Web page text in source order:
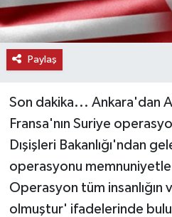
Paylaş
Son dakika... Ankara'dan
Fransa'nın Suriye
Dışişleri Bakanlığı'ndan
operasyonu memnuniyetle
Operasyon tüm insanlığın
olmuştur' ifadelerinde
SAĞLIK
SPOR
TEKNOLOJİ
TİCARET
YAŞAM